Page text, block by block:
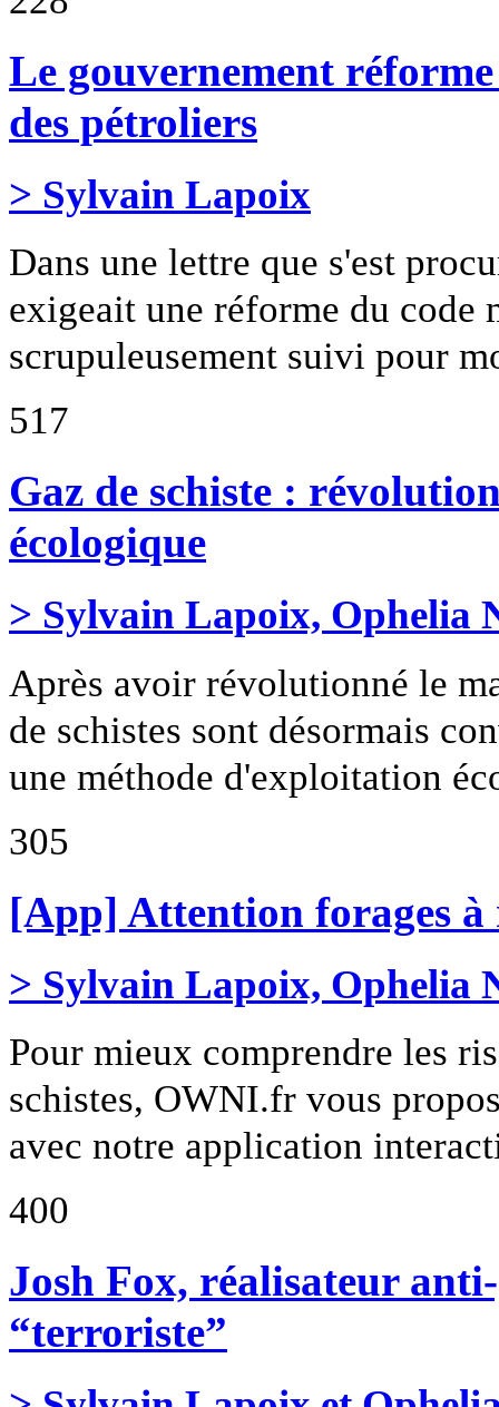
Le gouvernement
des pétroliers
> Sylvain Lapoix
Dans une lettre que s'est
exigeait une réforme du code
scrupuleusement suivi pour
517
Gaz de schiste :
écologique
> Sylvain Lapoix, Ophelia
Après avoir révolutionné le
de schistes sont désormais
une méthode d'exploitation
305
[App] Attention forages à
> Sylvain Lapoix, Ophelia
Pour mieux comprendre les
schistes, OWNI.fr vous
avec notre application
400
Josh Fox, réalisateur anti-
“terroriste”